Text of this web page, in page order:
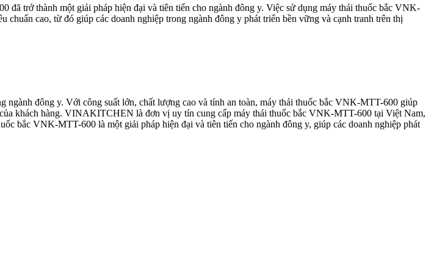
trở thành một giải pháp hiện đại và tiên tiến cho ngành đông y. Việc sử dụng máy thái thuốc bắc VNK-
cao, từ đó giúp các doanh nghiệp trong ngành đông y phát triển bền vững và cạnh tranh trên thị
đông y. Với công suất lớn, chất lượng cao và tính an toàn, máy thái thuốc bắc VNK-MTT-600 giúp
khách hàng. VINAKITCHEN là đơn vị uy tín cung cấp máy thái thuốc bắc VNK-MTT-600 tại Việt Nam,
bắc VNK-MTT-600 là một giải pháp hiện đại và tiên tiến cho ngành đông y, giúp các doanh nghiệp phát